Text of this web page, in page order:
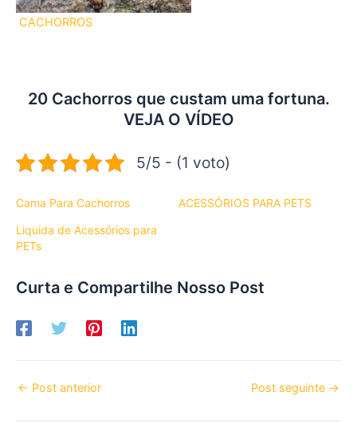
CACHORROS
20 Cachorros que custam uma fortuna.
VEJA O VÍDEO
5/5 - (1 voto)
Cama Para Cachorros
ACESSÓRIOS PARA PETS
Liquida de Acessórios para
PETs
Curta e Compartilhe Nosso Post
← Post anterior Post seguinte →